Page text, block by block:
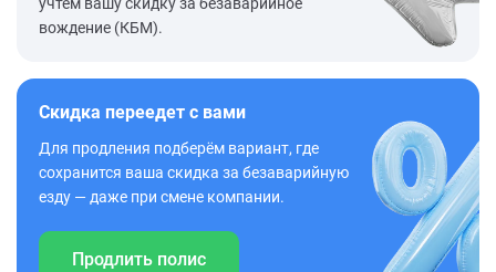
вождение (КБМ).
Скидка переедет с вами
Для продления подберём вариант, где
сохранится ваша скидка за безаварийную
езду — даже при смене компании.
Продлить полис